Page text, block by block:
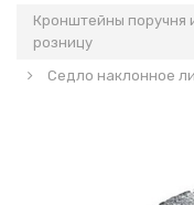
Кронштейны поручня
розницу
Седло наклонное